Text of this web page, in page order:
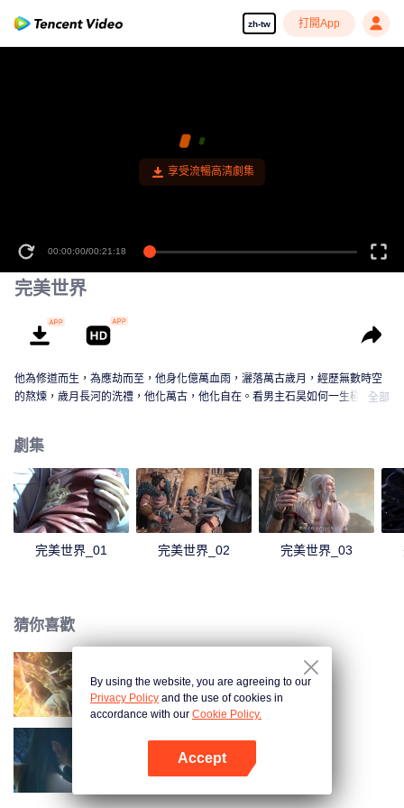
zh-tw 打開App
00:00:00/00:21:18
完美世界
他為修道而生，為應劫而至，他身化億萬血雨，灑落萬古歲月，經歷無數時空
的熬煉，歲月長河的洗禮，他化萬古，他化自在。看男主石昊如何一生極致輝
全部
劇集
完美世界_01 完美世界_02 完美世界_03
猜你喜歡
長生界
鬥破蒼穹 第三季
By using the website, you are agreeing to our
Privacy Policy and the use of cookies in
accordance with our Cookie Policy.
Accept